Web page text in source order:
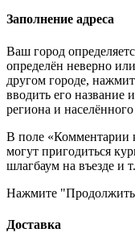
Заполнение адреса
Ваш город
определён неверно
другом городе,
вводить его название
региона и
В поле «Комментарии
могут пригодиться
шлагбаум на въезде и
Нажмите
Доставка